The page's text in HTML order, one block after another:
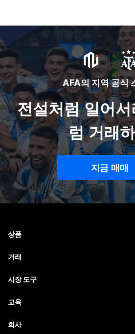
AFA의 지역 공식
전설처럼 일어
럼 거래
지금 매매
상품
외환
원자재
거래
트레이딩 플랫폼
거래 명세
시장 도구
시장 데이터
경제 캘린더
교육
기초
회사